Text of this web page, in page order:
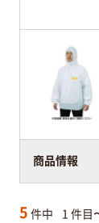
商品情報
5 件中 1 件目